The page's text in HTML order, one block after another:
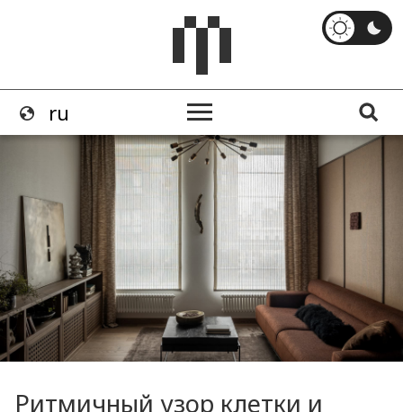
Ритмичный узор клетки и